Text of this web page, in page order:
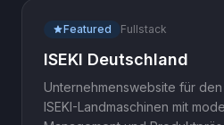
Featured Fullstack
ISEKI Deutschland
Unternehmenswebsite für
ISEKI-Landmaschinen mit